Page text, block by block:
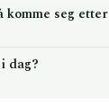
seg etter
dag?